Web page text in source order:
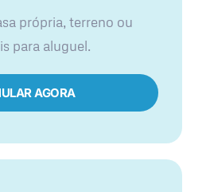
própria, terreno ou
para aluguel.
AGORA​